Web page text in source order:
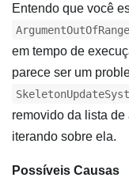
Entendo que você
em tempo de
parece ser um
removido da lista
iterando sobre ela.
Possíveis Causas